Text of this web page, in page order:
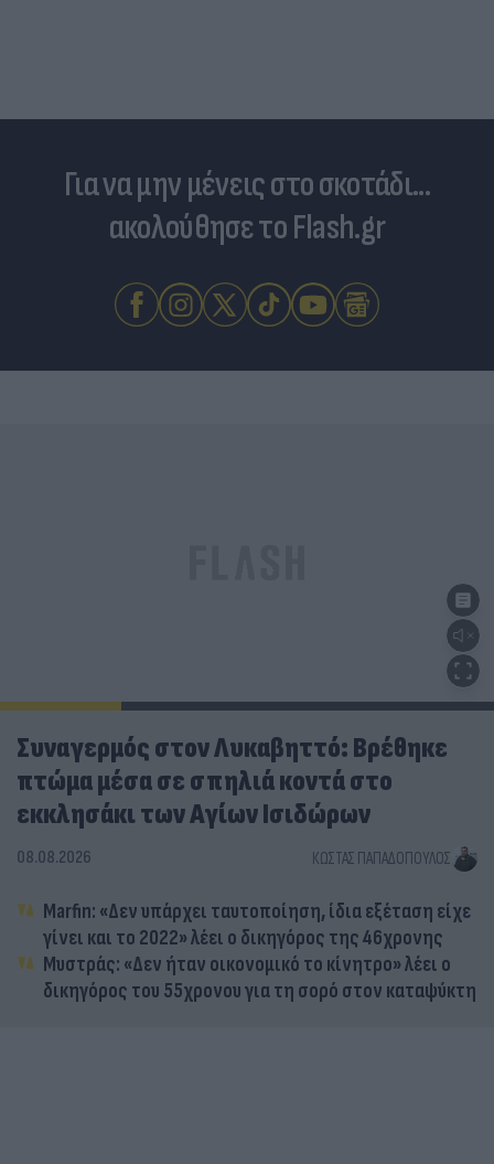
Για να μην μένεις στο σκοτάδι...
ακολούθησε το Flash.gr
Συναγερμός στον Λυκαβηττό: Βρέθηκε
πτώμα μέσα σε σπηλιά κοντά στο
εκκλησάκι των Αγίων Ισιδώρων
08.08.2026 ΚΏΣΤΑΣ ΠΑΠΑΔΌΠΟΥΛΟΣ
Marfin: «Δεν υπάρχει ταυτοποίηση, ίδια εξέταση είχε
γίνει και το 2022» λέει ο δικηγόρος της 46χρονης
Μυστράς: «Δεν ήταν οικονομικό το κίνητρο» λέει ο
δικηγόρος του 55χρονου για τη σορό στον καταψύκτη